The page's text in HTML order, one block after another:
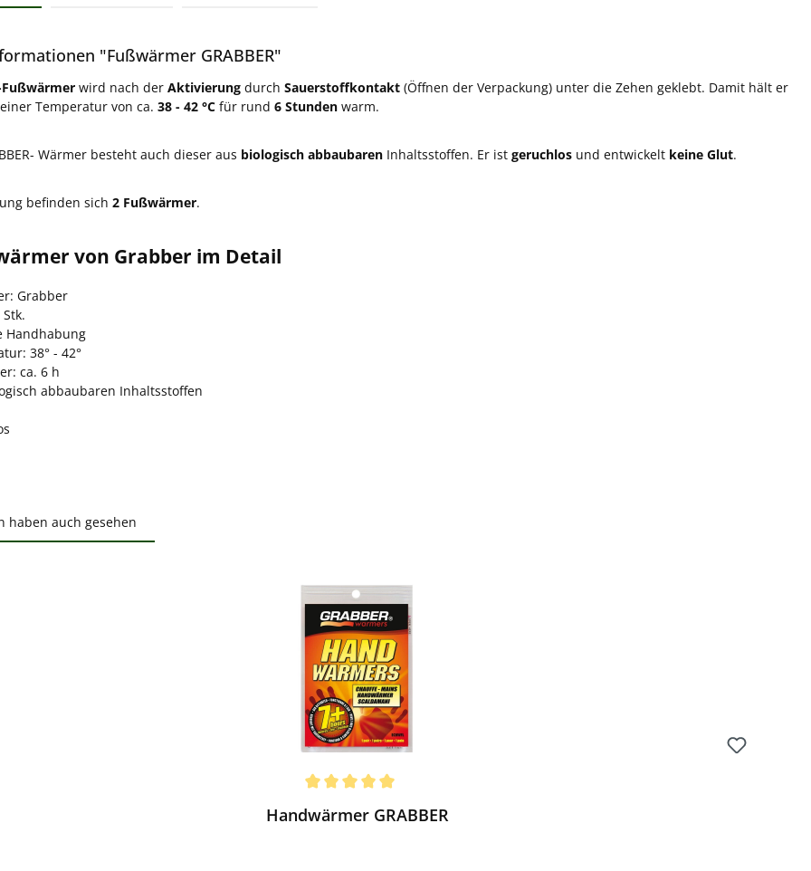
"Fußwärmer GRABBER"
wird nach der Aktivierung durch Sauerstoffkontakt (Öffnen der Verpackung) unter die Zehen geklebt. Damit hält er
Temperatur von ca. 38 - 42 °C für rund 6 Stunden warm.
Wärmer besteht auch dieser aus biologisch abbaubaren Inhaltsstoffen. Er ist geruchlos und entwickelt keine Glut.
befinden sich 2 Fußwärmer.
von Grabber im Detail
Grabber
Handhabung
38° - 42°
ca. 6 h
abbaubaren Inhaltsstoffen
haben auch gesehen
Handwärmer GRABBER